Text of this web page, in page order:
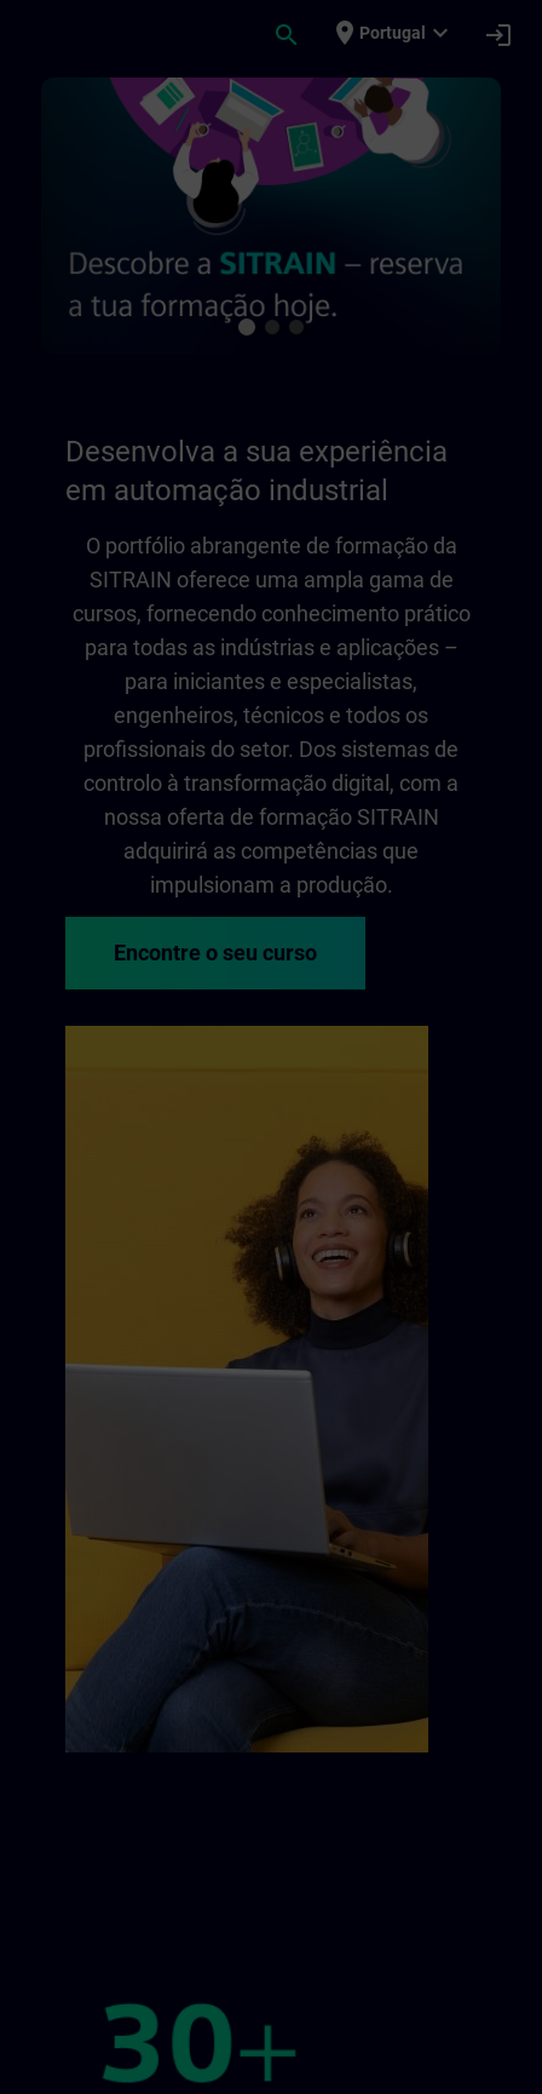
search place Portugal expand_more login
Desenvolva a sua experiência em
Desenvolva a sua experiência
em automação industrial
O portfólio abrangente de formação da
SITRAIN oferece uma ampla gama de
cursos, fornecendo conhecimento prático
para todas as indústrias e aplicações –
para iniciantes e especialistas,
engenheiros, técnicos e todos os
profissionais do setor. Dos sistemas de
controlo à transformação digital, com a
nossa oferta de formação SITRAIN
adquirirá as competências que
impulsionam a produção.
Encontre o seu curso